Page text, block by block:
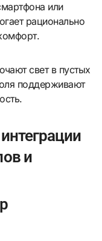
или
рационально
свет в пустых
поддерживают
и